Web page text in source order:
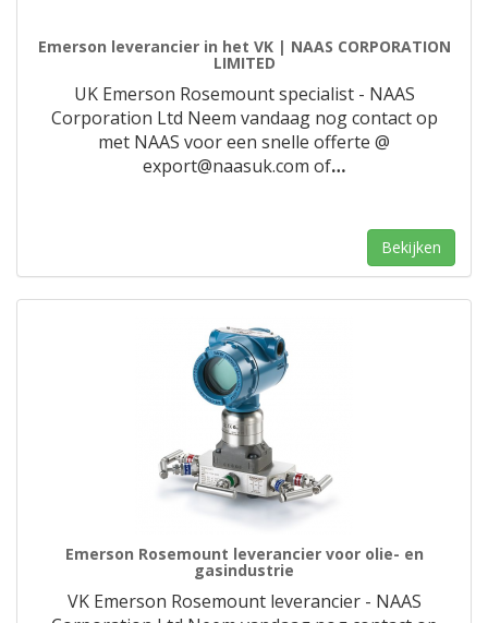
Emerson leverancier in het VK | NAAS CORPORATION
LIMITED
UK Emerson Rosemount specialist - NAAS
Corporation Ltd Neem vandaag nog contact op
met NAAS voor een snelle offerte @
export@naasuk.com of…
Bekijken
Emerson Rosemount leverancier voor olie- en
gasindustrie
VK Emerson Rosemount leverancier - NAAS